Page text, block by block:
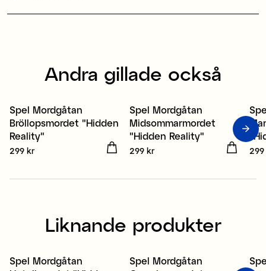
Andra gillade också
Spel Mordgåtan
Bröllopsmordet "Hidden
Reality"
Pris :299 kr
299 kr
Spel Mordgåtan
Midsommarmordet
"Hidden Reality"
Pris :299 kr
299 kr
Pris
Liknande produkter
Spel Mordgåtan
Spel Mordgåtan